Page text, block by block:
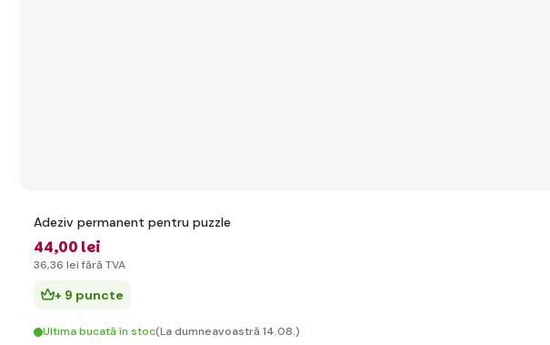
Adeziv permanent pentru puzzle
44,00 lei
36,36 lei fără TVA
+ 9 puncte
Ultima bucată în stoc(La dumneavoastră 14.08.)